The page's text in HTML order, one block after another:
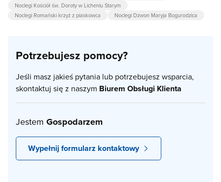
Noclegi Kościół św. Doroty w Licheniu Starym
Noclegi Romański krzyż z piaskowca
Noclegi Dzwon Maryja Bogurodzica
Potrzebujesz pomocy?
Jeśli masz jakieś pytania lub potrzebujesz wsparcia,
skontaktuj się z naszym Biurem Obsługi Klienta
Jestem Gospodarzem
Wypełnij formularz kontaktowy